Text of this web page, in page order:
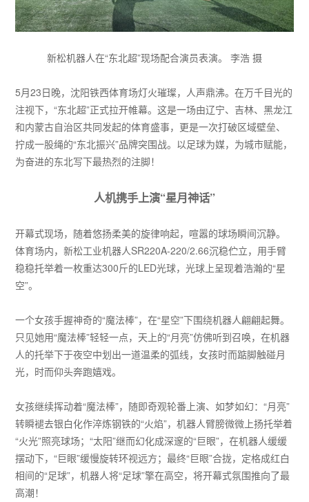
新松机器人在“东北超”现场配合演员表演。 李浩 摄
5月23日晚，沈阳铁西体育场灯火璀璨，人声鼎沸。在万千目光的
注视下，“东北超”正式拉开帷幕。这是一场由辽宁、吉林、黑龙江
和内蒙古自治区共同发起的体育盛事，更是一次打破区域壁垒、
拧成一股绳的“东北振兴”品牌突围战。以足球为媒，为城市赋能，
为奋进的东北写下最热烈的注脚！
人机携手上演“星月神话”
开幕式现场，随着悠扬柔美的旋律响起，喧嚣的球场瞬间沉静。
体育场内，新松工业机器人SR220A-220/2.66沉稳伫立，用手臂
稳稳托举着一枚重达300斤的LED光球，光球上呈现着浩瀚的“星
空”。
一个女孩手握神奇的“魔法棒”，在“星空”下围绕机器人翩翩起舞。
只见她用“魔法棒”轻轻一点，天上的“月亮”仿佛听到召唤，在机器
人的托举下于夜空中划出一道温柔的弧线，女孩时而踮脚触碰月
光，时而仰头奔跑嬉戏。
女孩继续挥动着“魔法棒”，随即奇观轮番上演、如梦如幻：“月亮”
转瞬褪去银白化作淬炼钢铁的“火焰”，机器人臂膀微微上扬托举着
“火光”照亮球场；“太阳”继而幻化成深邃的“巨眼”，在机器人缓缓
摆动下，“巨眼”缓慢旋转环视远方；最终“巨眼”合拢，定格成红白
相间的“足球”，机器人将“足球”擎在高空，将开幕式氛围推向了最
高潮！